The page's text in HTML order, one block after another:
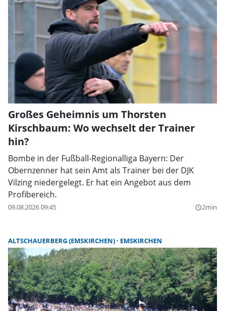
Großes Geheimnis um Thorsten
Kirschbaum: Wo wechselt der Trainer
hin?
Bombe in der Fußball-Regionalliga Bayern: Der
Obernzenner hat sein Amt als Trainer bei der DJK
Vilzing niedergelegt. Er hat ein Angebot aus dem
Profibereich.
09.08.2026 09:45 query_builder2min
ALTSCHAUERBERG (EMSKIRCHEN) EMSKIRCHEN